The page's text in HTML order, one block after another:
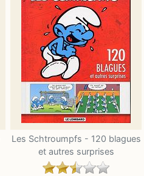
Les Schtroumpfs - 120 blagues
et autres surprises